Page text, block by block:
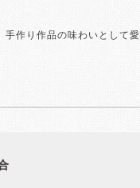
手作り作品の味わいとして愛